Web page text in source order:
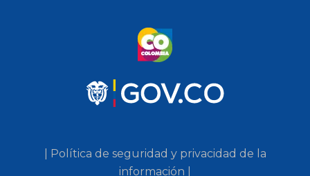
| Política de seguridad y privacidad de la
información |